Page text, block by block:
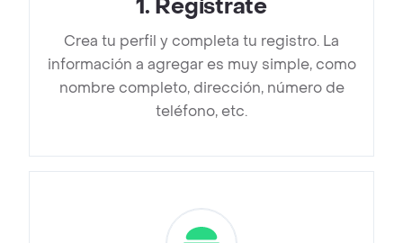
1. Regístrate
Crea tu perfil y completa tu registro. La
información a agregar es muy simple, como
nombre completo, dirección, número de
teléfono, etc.